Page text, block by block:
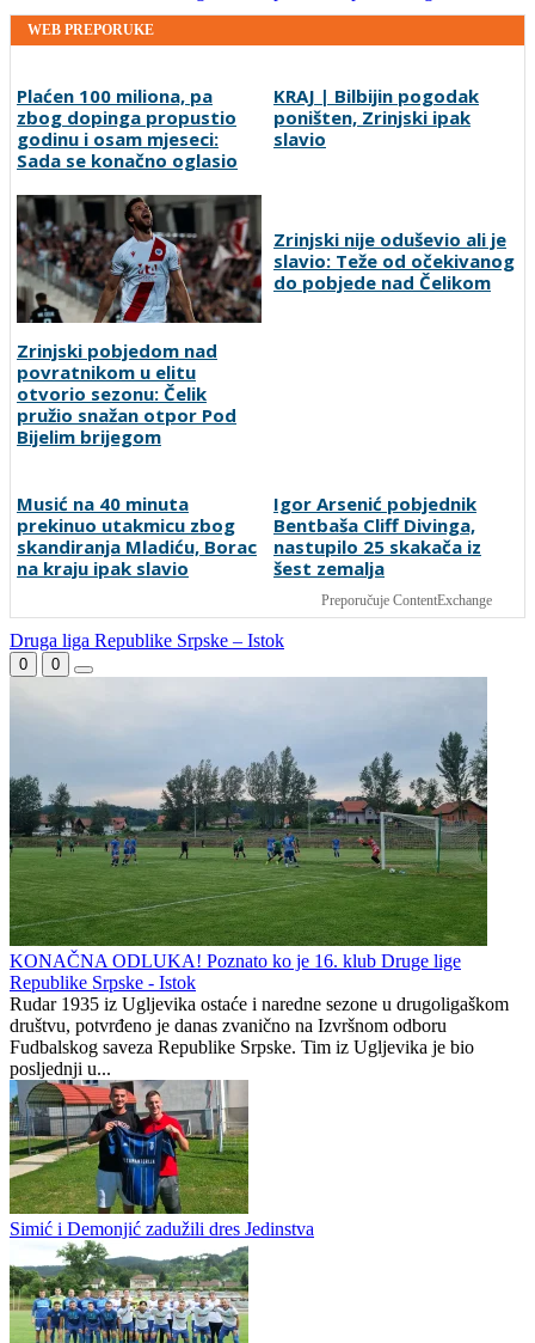
WEB PREPORUKE
Plaćen 100 miliona, pa
zbog dopinga propustio
godinu i osam mjeseci:
Sada se konačno oglasio
poništen, Zrinjski ipak
slavio
otvorio sezonu: Čelik
pružio snažan otpor Pod
Bijelim brijegom
do pobjede nad Čelikom
skandiranja Mladiću, Borac
na kraju ipak slavio
Igor Arsenić pobjednik
Bentbaša Cliff Divinga,
nastupilo 25 skakača iz
šest zemalja
Preporučuje ContentExchange
Druga liga Republike Srpske – Istok
0 0
KONAČNA ODLUKA! Poznato ko je 16. klub Druge lige
Republike Srpske - Istok
Rudar 1935 iz Ugljevika ostaće i naredne sezone u drugoligaškom
društvu, potvrđeno je danas zvanično na Izvršnom odboru
Fudbalskog saveza Republike Srpske. Tim iz Ugljevika je bio
posljednji u...